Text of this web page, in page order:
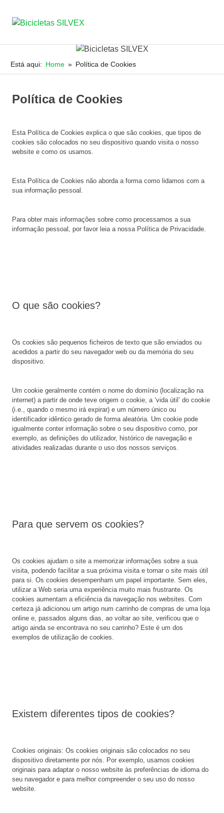
content
SILVEX
&
LDA
Está aqui: Home Política de Cookies
Política de Cookies
Esta Política de Cookies explica o que são cookies, que tipos de
cookies são colocados no seu dispositivo quando visita o nosso
website e como os usamos.
Esta Política de Cookies não aborda a forma como lidamos com a
sua informação pessoal.
Para obter mais informações sobre como processamos a sua
informação pessoal, por favor leia a nossa Política de Privacidade.
O que são cookies?
Os cookies são pequenos ficheiros de texto que são enviados ou
acedidos a partir do seu navegador web ou da memória do seu
dispositivo.
Um cookie geralmente contém o nome do domínio (localização na
internet) a partir de onde teve origem o cookie, a ‘vida útil’ do cookie
(i.e., quando o mesmo irá expirar) e um número único ou
identificador idêntico gerado de forma aleatória. Um cookie pode
igualmente conter informação sobre o seu dispositivo como, por
exemplo, as definições do utilizador, histórico de navegação e
atividades realizadas durante o uso dos nossos serviços.
Para que servem os cookies?
Os cookies ajudam o site a memorizar informações sobre a sua
visita, podendo facilitar a sua próxima visita e tornar o site mais útil
para si. Os cookies desempenham um papel importante. Sem eles,
utilizar a Web seria uma experiência muito mais frustrante. Os
cookies aumentam a eficiência da navegação nos websites. Com
certeza já adicionou um artigo num carrinho de compras de uma loja
online e, passados alguns dias, ao voltar ao site, verificou que o
artigo ainda se encontrava no seu carrinho? Este é um dos
exemplos de utilização de cookies.
Existem diferentes tipos de cookies?
Cookies originais: Os cookies originais são colocados no seu
dispositivo diretamente por nós. Por exemplo, usamos cookies
originais para adaptar o nosso website às preferências de idioma do
seu navegador e para melhor compreender o seu uso do nosso
website.